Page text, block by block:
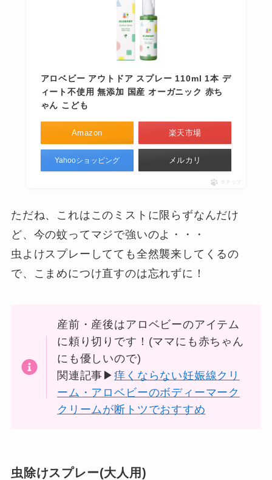
アロベビー アウトドア スプレー 110ml 1本 デ
ィート不使用 無添加 国産 オーガニック 赤ち
ゃん こども
Amazon 楽天市場
Yahooショッピング メルカリ
ポチップ
ただね、これはこのミストに限らずなんだけ
ど、今の蚊ってマジで強いのよ・・・
虫よけスプレーしてても全然襲来してくるの
で、こまめにつけ直すのは忘れずに！
産前・産後はアロベビーのアイテム
に頼り切りです！(ママにも赤ちゃん
にも優しいので)
関連記事▶痒くならない妊娠線クリ
ーム・アロベビーのボディーマーク
クリームが断トツでおすすめ
虫除けスプレー(大人用)